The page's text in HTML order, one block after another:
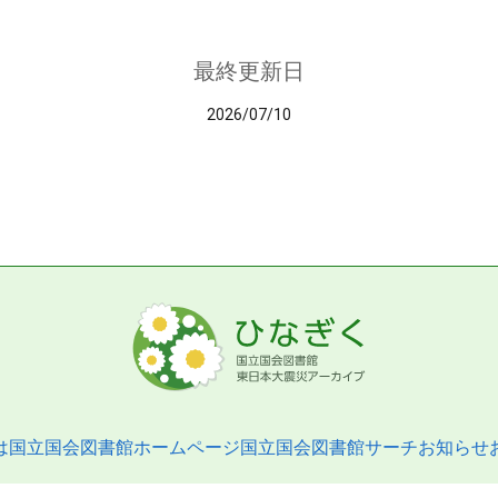
最終更新日
2026/07/10
国立国会図書館ホームページ国立国会図書館サーチお知らせ